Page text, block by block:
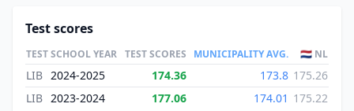
Test scores
TESTSCHOOL YEAR TEST SCORES MUNICIPALITY AVG. 🇳🇱 NL
LIB 2024-2025 174.36 173.8 175.26
LIB 2023-2024 177.06 174.01 175.22